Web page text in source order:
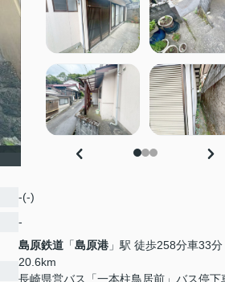
-(-)
-
島原鉄道 「島原港 」駅 徒歩258分車33分
20.6km
長崎県営バス「一本柱鳥居前」バス停